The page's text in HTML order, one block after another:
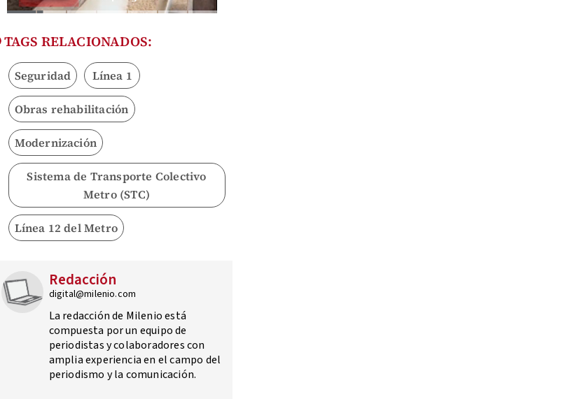
TAGS RELACIONADOS:
Seguridad Línea 1
Obras rehabilitación
Modernización
Sistema de Transporte Colectivo
Metro (STC)
Línea 12 del Metro
Redacción
digital@milenio.com
La redacción de Milenio está
compuesta por un equipo de
periodistas y colaboradores con
amplia experiencia en el campo del
periodismo y la comunicación.